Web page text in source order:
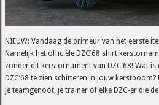
NIEUW: Vandaag de primeur van het eerste
Namelijk het officiële DZC’68 shirt
zonder dit kerstornament van DZC’68! Wat
DZC’68 te zien schitteren in jouw kerstboom?
je teamgenoot, je trainer of elke DZC-er die